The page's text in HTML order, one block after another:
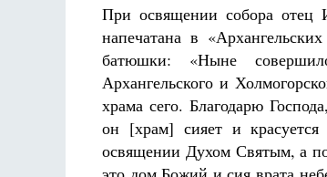
При освящении собора отец
напечатана в
батюшки: «Ныне
Архангельского и
храма сего. Благодарю
он [храм] сияет и
освящении Духом Святым, а